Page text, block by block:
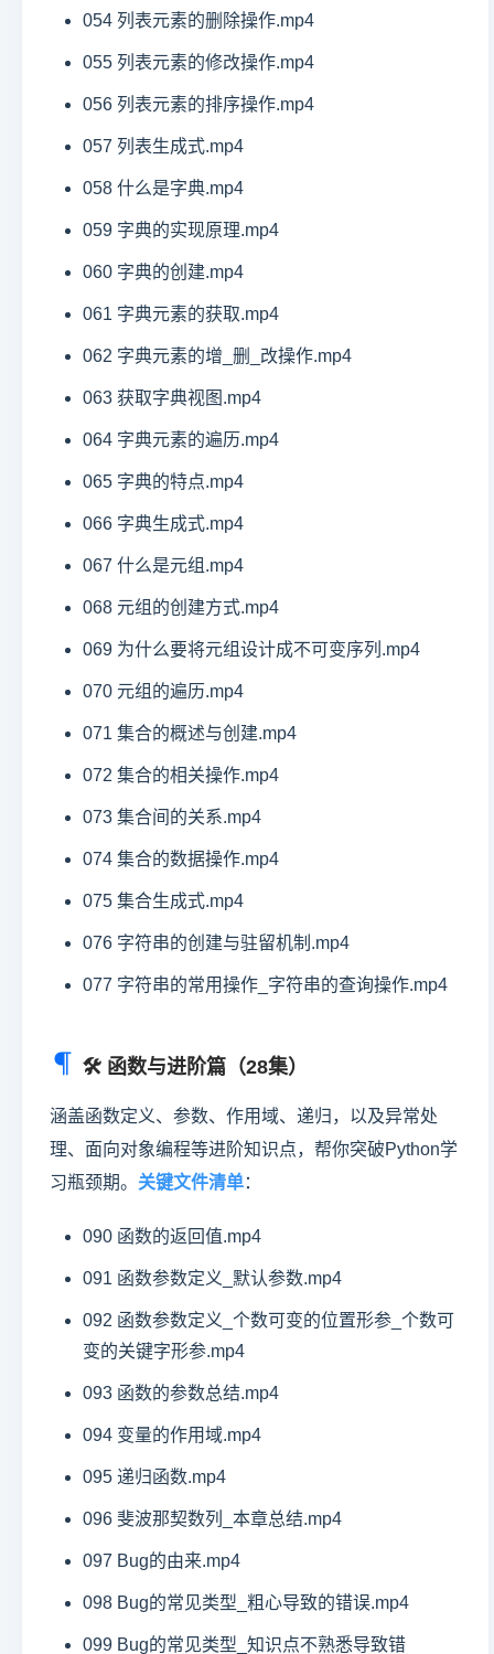
054 列表元素的删除操作.mp4
055 列表元素的修改操作.mp4
056 列表元素的排序操作.mp4
057 列表生成式.mp4
058 什么是字典.mp4
059 字典的实现原理.mp4
060 字典的创建.mp4
061 字典元素的获取.mp4
062 字典元素的增_删_改操作.mp4
063 获取字典视图.mp4
064 字典元素的遍历.mp4
065 字典的特点.mp4
066 字典生成式.mp4
067 什么是元组.mp4
068 元组的创建方式.mp4
069 为什么要将元组设计成不可变序列.mp4
070 元组的遍历.mp4
071 集合的概述与创建.mp4
072 集合的相关操作.mp4
073 集合间的关系.mp4
074 集合的数据操作.mp4
075 集合生成式.mp4
076 字符串的创建与驻留机制.mp4
077 字符串的常用操作_字符串的查询操作.mp4
🛠️ 函数与进阶篇（28集）
涵盖函数定义、参数、作用域、递归，以及异常处
理、面向对象编程等进阶知识点，帮你突破Python学
习瓶颈期。 关键文件清单：
090 函数的返回值.mp4
091 函数参数定义_默认参数.mp4
092 函数参数定义_个数可变的位置形参_个数可
变的关键字形参.mp4
093 函数的参数总结.mp4
094 变量的作用域.mp4
095 递归函数.mp4
096 斐波那契数列_本章总结.mp4
097 Bug的由来.mp4
098 Bug的常见类型_粗心导致的错误.mp4
099 Bug的常见类型_知识点不熟悉导致错